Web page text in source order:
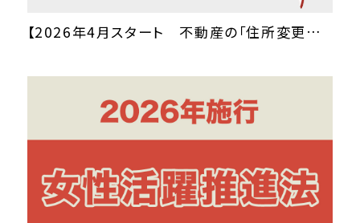
【2026年4月スタート 不動産の「住所変更登記」が義務化に！】